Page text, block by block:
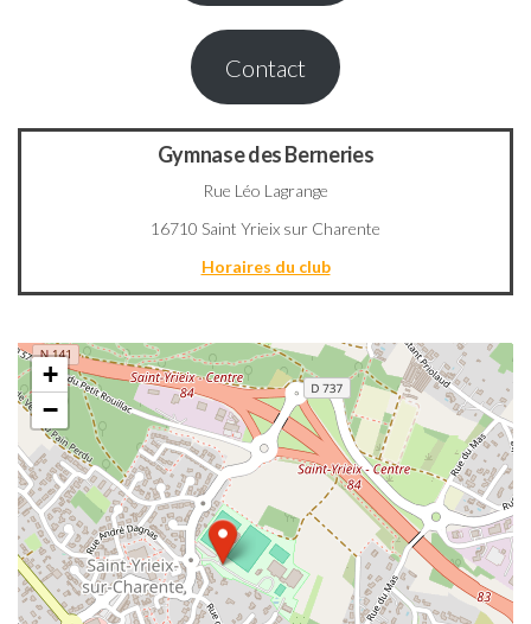
Contact
Gymnase des Berneries
Rue Léo Lagrange
16710 Saint Yrieix sur Charente
Horaires du club
+
−